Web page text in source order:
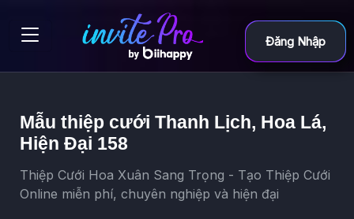
Đăng Nhập
Mẫu thiệp cưới Thanh Lịch, Hoa Lá,
Hiện Đại 158
Thiệp Cưới Hoa Xuân Sang Trọng - Tạo Thiệp Cưới
Online miễn phí, chuyên nghiệp và hiện đại